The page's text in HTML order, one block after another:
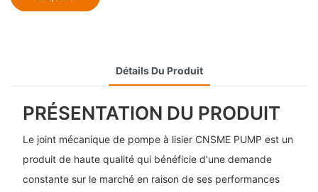
Détails Du Produit
PRÉSENTATION DU PRODUIT
Le joint mécanique de pompe à lisier CNSME PUMP est un
produit de haute qualité qui bénéficie d'une demande
constante sur le marché en raison de ses performances